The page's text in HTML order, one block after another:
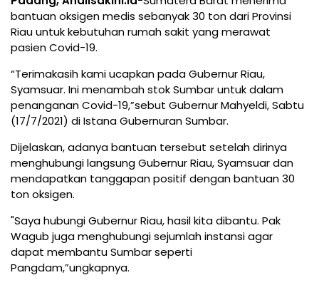
bantuan oksigen medis sebanyak 30 ton dari Provinsi
Riau untuk kebutuhan rumah sakit yang merawat
pasien Covid-19.
“Terimakasih kami ucapkan pada Gubernur Riau,
Syamsuar. Ini menambah stok Sumbar untuk dalam
penanganan Covid-19,”sebut Gubernur Mahyeldi, Sabtu
(17/7/2021) di Istana Gubernuran Sumbar.
Dijelaskan, adanya bantuan tersebut setelah dirinya
menghubungi langsung Gubernur Riau, Syamsuar dan
mendapatkan tanggapan positif dengan bantuan 30
ton oksigen.
"Saya hubungi Gubernur Riau, hasil kita dibantu. Pak
Wagub juga menghubungi sejumlah instansi agar
dapat membantu Sumbar seperti
Pangdam,”ungkapnya.